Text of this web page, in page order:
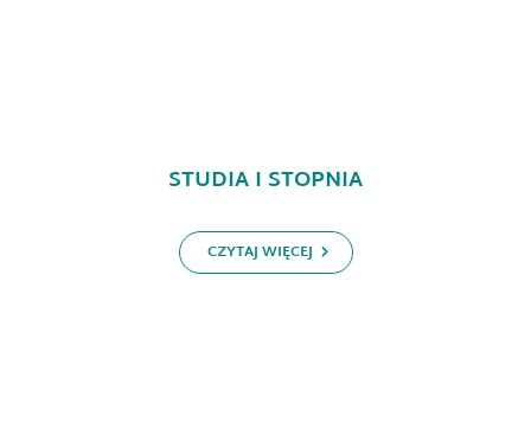
STUDIA I STOPNIA
CZYTAJ WIĘCEJ